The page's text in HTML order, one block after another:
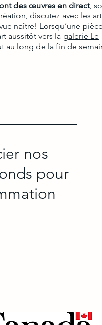
des œuvres en direct,
discutez avec les
naître! Lorsqu’une
aussitôt vers la galerie Le
au long de la fin de
nos
pour